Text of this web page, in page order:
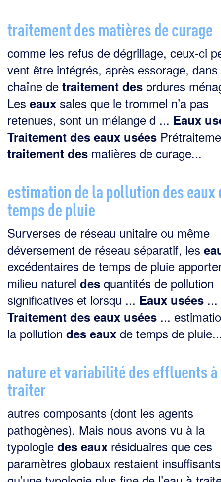
traitement des matières de curage
comme les refus de dégrillage, ceux-ci
vent être intégrés, après essorage, dans
chaîne de traitement des ordures
Les eaux sales que le trommel n’a pas
retenues, sont un mélange d ... Eaux
Traitement des eaux usées
traitement des matières de curage...
estimation de la pollution des eaux
temps de pluie
Surverses de réseau unitaire ou même
déversement de réseau séparatif, les
excédentaires de temps de pluie
milieu naturel des quantités de pollution
significatives et lorsqu ... Eaux usées ...
Traitement des eaux usées ...
la pollution des eaux de temps de
nature et variabilité des effluents à
traiter
autres composants (dont les agents
pathogènes). Mais nous avons vu à la
typologie des eaux résiduaires que ces
paramètres globaux restaient